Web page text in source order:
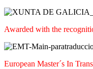
Awarded with the
European Master´s In